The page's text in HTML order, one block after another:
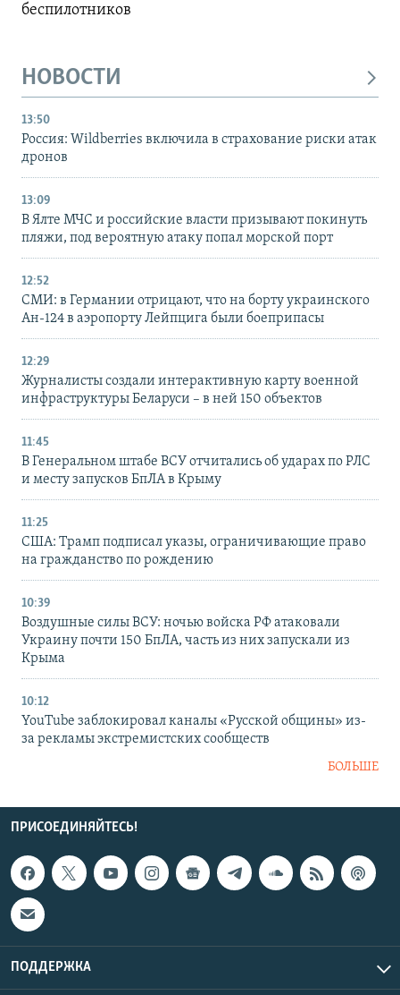
беспилотников
НОВОСТИ
13:50
Россия: Wildberries включила в страхование риски атак
дронов
13:09
В Ялте МЧС и российские власти призывают покинуть
пляжи, под вероятную атаку попал морской порт
12:52
СМИ: в Германии отрицают, что на борту украинского
Ан-124 в аэропорту Лейпцига были боеприпасы
12:29
Журналисты создали интерактивную карту военной
инфраструктуры Беларуси – в ней 150 объектов
11:45
В Генеральном штабе ВСУ отчитались об ударах по РЛС
и месту запусков БпЛА в Крыму
11:25
США: Трамп подписал указы, ограничивающие право
на гражданство по рождению
10:39
Воздушные силы ВСУ: ночью войска РФ атаковали
Украину почти 150 БпЛА, часть из них запускали из
Крыма
10:12
YouTube заблокировал каналы «Русской общины» из-
за рекламы экстремистских сообществ
БОЛЬШЕ
ПРИСОЕДИНЯЙТЕСЬ!
ПОДДЕРЖКА